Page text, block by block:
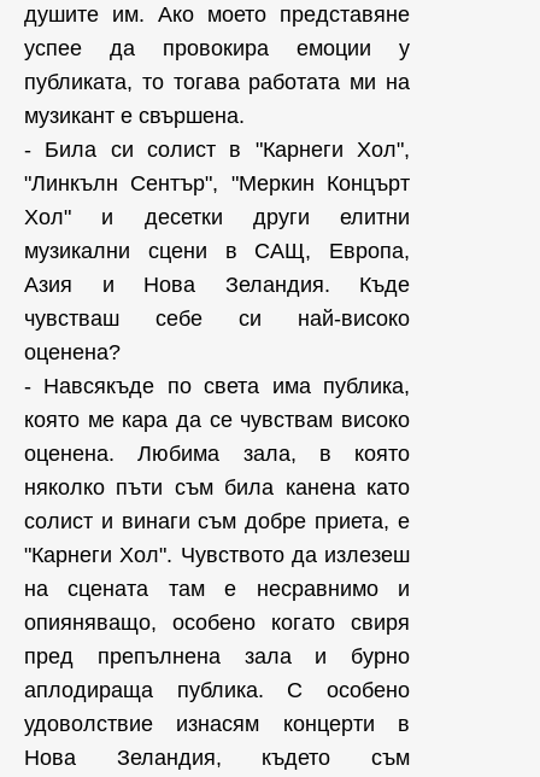
душите им. Ако моето представяне
успее да провокира емоции у
публиката, то тогава работата ми на
музикант е свършена.
- Била си солист в "Карнеги Хол",
"Линкълн Сентър", "Меркин Концърт
Хол" и десетки други елитни
музикални сцени в САЩ, Европа,
Азия и Нова Зеландия. Къде
чувстваш себе си най-високо
оценена?
- Навсякъде по света има публика,
която ме кара да се чувствам високо
оценена. Любима зала, в която
няколко пъти съм била канена като
солист и винаги съм добре приета, е
"Карнеги Хол". Чувството да излезеш
на сцената там е несравнимо и
опияняващо, особено когато свиря
пред препълнена зала и бурно
аплодираща публика. С особено
удоволствие изнасям концерти в
Нова Зеландия, където съм